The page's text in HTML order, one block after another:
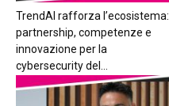
TrendAI rafforza l’ecosistema:
partnership, competenze e
innovazione per la
cybersecurity del...